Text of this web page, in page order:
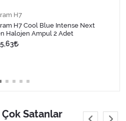
H7
H7 Cool Blue Intense Next
Halojen Ampul 2 Adet
Satanlar